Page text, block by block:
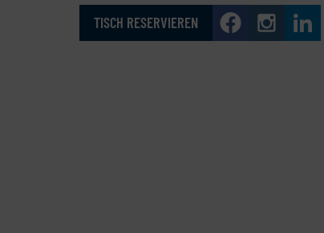
TISCH RESERVIEREN